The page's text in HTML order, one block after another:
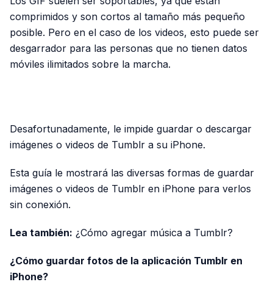
comprimidos y son cortos al tamaño más pequeño
posible. Pero en el caso de los videos, esto puede ser
desgarrador para las personas que no tienen datos
móviles ilimitados sobre la marcha.
Desafortunadamente, le impide guardar o descargar
imágenes o videos de Tumblr a su iPhone.
Esta guía le mostrará las diversas formas de guardar
imágenes o videos de Tumblr en iPhone para verlos
sin conexión.
Lea también: ¿Cómo agregar música a Tumblr?
¿Cómo guardar fotos de la aplicación Tumblr en
iPhone?